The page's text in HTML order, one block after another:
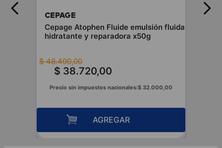
CEPAGE
Cepage Atophen Fluide emulsión fluida
hidratante y reparadora x50g
$ 48.400,00
$ 38.720,00
Precio sin impuestos nacionales:$ 32.000,00
AGREGAR